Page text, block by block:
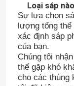
Loại sáp
Sự lựa chọn
lượng tổng
xác định sáp
của bạn.
Chúng tôi
thể gặp khó
cho các thùng